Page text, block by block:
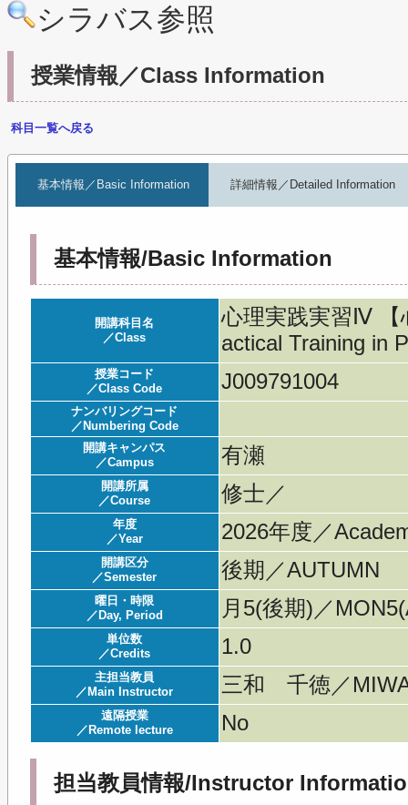
シラバス参照
授業情報／Class Information
科目一覧へ戻る
基本情報／Basic Information 詳細情報／Detailed Information
基本情報/Basic Information
開講科目名
／Class
心理実践実習Ⅳ 【
actical Training in
授業コード
／Class Code
J009791004
ナンバリングコード
／Numbering Code
開講キャンパス
／Campus
有瀬
開講所属
／Course
修士／
年度
／Year
2026年度／
開講区分
／Semester
後期／AUTUMN
曜日・時限
／Day, Period
月5(後期)／
単位数
／Credits
1.0
主担当教員
／Main Instructor
三和 千徳／
遠隔授業
／Remote lecture
No
担当教員情報/Instructor